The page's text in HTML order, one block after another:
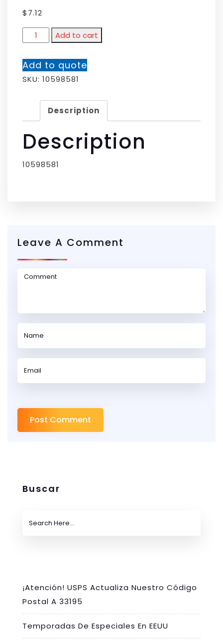
$7.12
Add to cart
Add to quote
SKU: 10598581
Description
Description
10598581
Leave A Comment
Buscar
¡Atención! USPS Actualiza Nuestro Código
Postal A 33195
Temporadas De Especiales En EEUU